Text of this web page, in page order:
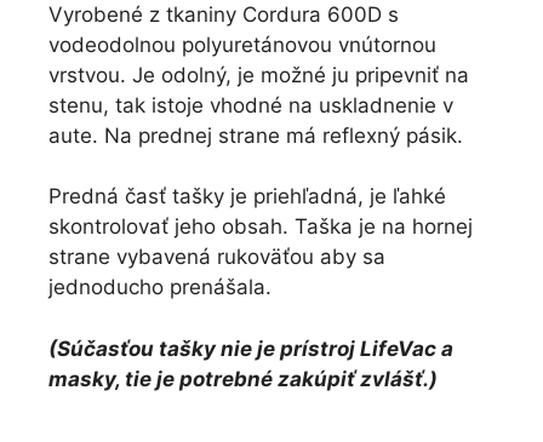
Vyrobené z tkaniny Cordura 600D s
vodeodolnou polyuretánovou vnútornou
vrstvou. Je odolný, je možné ju pripevniť na
stenu, tak istoje vhodné na uskladnenie v
aute. Na prednej strane má reflexný pásik.
Predná časť tašky je priehľadná, je ľahké
skontrolovať jeho obsah. Taška je na hornej
strane vybavená rukoväťou aby sa
jednoducho prenášala.
(Súčasťou tašky nie je prístroj LifeVac a
masky, tie je potrebné zakúpiť zvlášť.)